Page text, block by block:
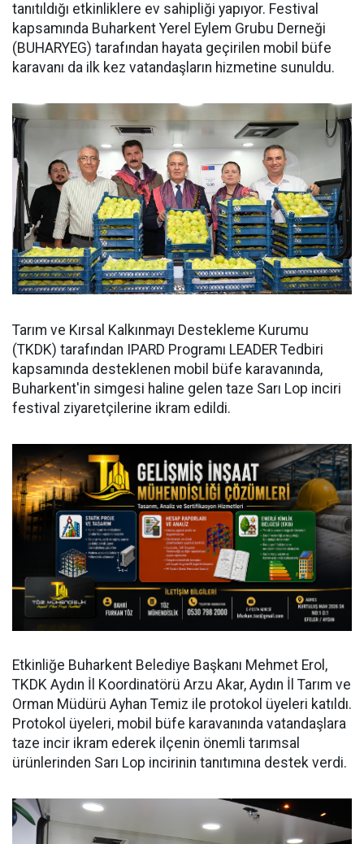
tanıtıldığı etkinliklere ev sahipliği yapıyor. Festival
kapsamında Buharkent Yerel Eylem Grubu Derneği
(BUHARYEG) tarafından hayata geçirilen mobil büfe
karavanı da ilk kez vatandaşların hizmetine sunuldu.
Tarım ve Kırsal Kalkınmayı Destekleme Kurumu
(TKDK) tarafından IPARD Programı LEADER Tedbiri
kapsamında desteklenen mobil büfe karavanında,
Buharkent'in simgesi haline gelen taze Sarı Lop inciri
festival ziyaretçilerine ikram edildi.
Etkinliğe Buharkent Belediye Başkanı Mehmet Erol,
TKDK Aydın İl Koordinatörü Arzu Akar, Aydın İl Tarım ve
Orman Müdürü Ayhan Temiz ile protokol üyeleri katıldı.
Protokol üyeleri, mobil büfe karavanında vatandaşlara
taze incir ikram ederek ilçenin önemli tarımsal
ürünlerinden Sarı Lop incirinin tanıtımına destek verdi.